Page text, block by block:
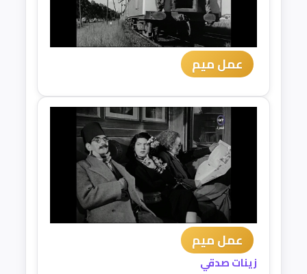
عمل ميم
عمل ميم
زينات صدقي